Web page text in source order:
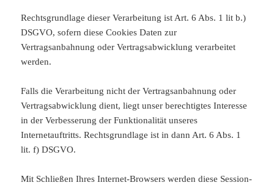
Rechtsgrundlage dieser Verarbeitung ist Art. 6 Abs. 1 lit b.)
DSGVO, sofern diese Cookies Daten zur
Vertragsanbahnung oder Vertragsabwicklung verarbeitet
werden.
Falls die Verarbeitung nicht der Vertragsanbahnung oder
Vertragsabwicklung dient, liegt unser berechtigtes Interesse
in der Verbesserung der Funktionalität unseres
Internetauftritts. Rechtsgrundlage ist in dann Art. 6 Abs. 1
lit. f) DSGVO.
Mit Schließen Ihres Internet-Browsers werden diese Session-